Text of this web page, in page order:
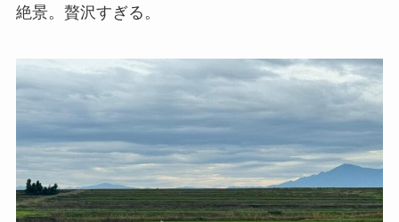
絶景。贅沢すぎる。